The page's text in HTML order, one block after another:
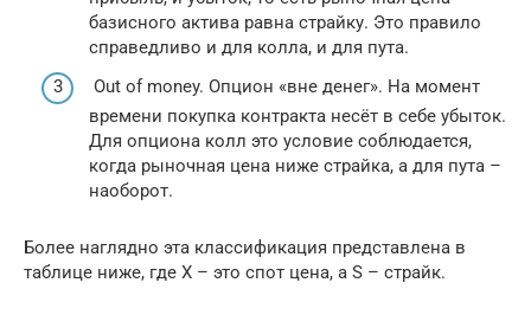
базисного актива равна страйку. Это правило
справедливо и для колла, и для пута.
Out of money. Опцион «вне денег». На момент
времени покупка контракта несёт в себе убыток.
Для опциона колл это условие соблюдается,
когда рыночная цена ниже страйка, а для пута –
наоборот.
Более наглядно эта классификация представлена в
таблице ниже, где X – это спот цена, а S – страйк.